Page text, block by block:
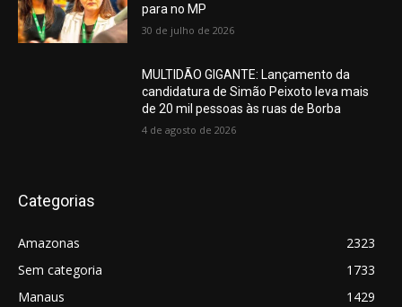
para no MP
30 de julho de 2026
MULTIDÃO GIGANTE: Lançamento da
candidatura de Simão Peixoto leva mais
de 20 mil pessoas às ruas de Borba
4 de agosto de 2026
Categorias
Amazonas
2323
Sem categoria
1733
Manaus
1429